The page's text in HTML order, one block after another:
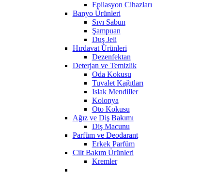
Epilasyon Cihazları
Banyo Ürünleri
Sıvı Sabun
Şampuan
Duş Jeli
Hırdavat Ürünleri
Dezenfektan
Deterjan ve Temizlik
Oda Kokusu
Tuvalet Kağıtları
Islak Mendiller
Kolonya
Oto Kokusu
Ağız ve Diş Bakımı
Diş Macunu
Parfüm ve Deodarant
Erkek Parfüm
Cilt Bakım Ürünleri
Kremler